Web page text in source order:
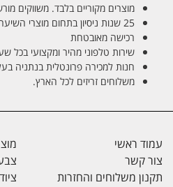
מוצרים מקוריים בלבד. משווקים
25 שנות ניסיון בתחום מוצרי השיער והטיפוח
רכישה מאובטחת
שירות טלפוני מהיר ומקצועי בכל
חנות למכירה פרונטלית בנתניה בעלת
משלוחים זריזים לכל הארץ.
עמוד ראשי
צור קשר
תקנון משלוחים והחזרות